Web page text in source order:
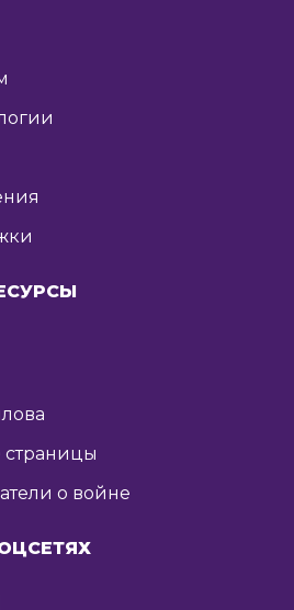
о войне